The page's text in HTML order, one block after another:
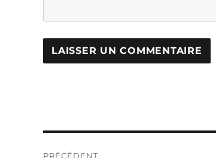
PRÉCÉDENT